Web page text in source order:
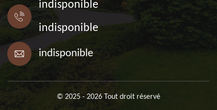
indisponible
indisponible
indisponible
© 2025 - 2026 Tout droit réservé